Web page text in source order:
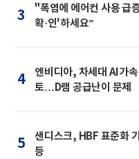
3
"폭염에 에어컨 사용 급
확·인'하세요”
4
엔비디아, 차세대 AI가
토…D램 공급난이 문제
5
샌디스크, HBF 표준화
등